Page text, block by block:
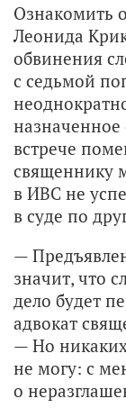
Ознакомить
Леонида
обвинения
с седьмой
встрече
священнику
в ИВС не
в суде по
—
значит, что
дело будет
адвокат
— Но
не могу: с
о